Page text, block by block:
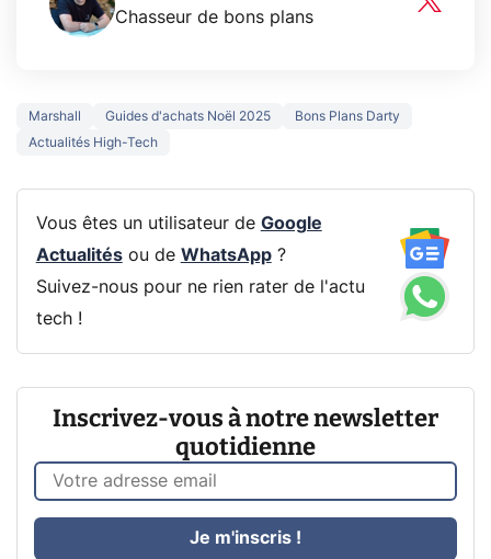
Chasseur de bons plans
Marshall Guides d'achats Noël 2025
Bons Plans Darty
Actualités High-Tech
Vous êtes un utilisateur de Google
Actualitésou de WhatsApp?
Suivez-nous pour ne rien rater de l'actu
tech !
Inscrivez-vous à notre newsletter
quotidienne
Je m'inscris !